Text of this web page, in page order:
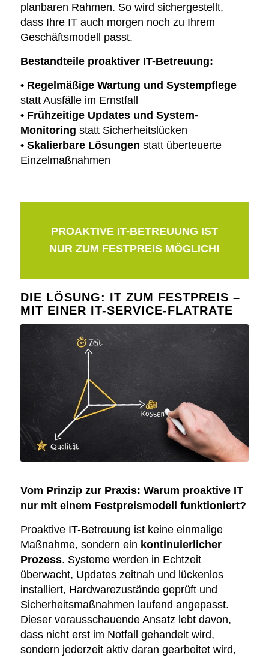
planbaren Rahmen. So wird sichergestellt,
dass Ihre IT auch morgen noch zu Ihrem
Geschäftsmodell passt.
Bestandteile proaktiver IT-Betreuung:
• Regelmäßige Wartung und Systempflege
statt Ausfälle im Ernstfall
• Frühzeitige Updates und System-
Monitoring statt Sicherheitslücken
• Skalierbare Lösungen statt überteuerte
Einzelmaßnahmen
PROAKTIVE IT-BETREUUNG IST
NUR ZUM FESTPREIS MÖGLICH!
DIE LÖSUNG: IT ZUM FESTPREIS –
MIT EINER IT-SERVICE-FLATRATE
Vom Prinzip zur Praxis: Warum proaktive IT
nur mit einem Festpreismodell funktioniert?
Proaktive IT-Betreuung ist keine einmalige
Maßnahme, sondern ein kontinuierlicher
Prozess. Systeme werden in Echtzeit
überwacht, Updates zeitnah und lückenlos
installiert, Hardwarezustände geprüft und
Sicherheitsmaßnahmen laufend angepasst.
Dieser vorausschauende Ansatz lebt davon,
dass nicht erst im Notfall gehandelt wird,
sondern jederzeit aktiv daran gearbeitet wird,